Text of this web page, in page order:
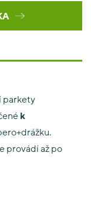
parkety
k
provádí až po